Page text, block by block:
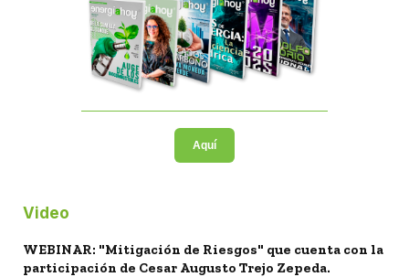
Aquí
Video
WEBINAR: "Mitigación de Riesgos" que cuenta con la
participación de Cesar Augusto Trejo Zepeda.